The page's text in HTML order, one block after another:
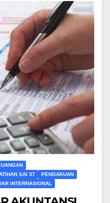
SAI 37
PENGAKUAN
INTERNASIONAL